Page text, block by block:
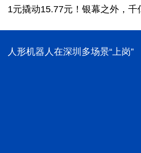
1元撬动15.77元！银幕之外，千